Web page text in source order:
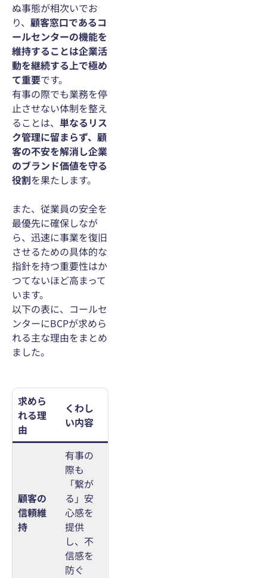
ぬ事態が相次いでお
り、 顧客窓口であるコ
ールセンターの機能を
維持することは企業活
動を継続する上で極め
て重要です。
有事の際でも業務を停
止させない体制を整え
ることは、 単なるリス
ク管理に留まらず、顧
客の不安を解消し企業
のブランド価値を守る
役割を果たします。
また、従業員の安全を
最優先に確保しなが
ら、迅速に事業を復旧
させるための具体的な
指針を持つ重要性はか
つてないほど高まって
います。
以下の表に、コールセ
ンターにBCPが求めら
れる主な理由をまとめ
ました。
求めら
れる理
由
くわし
い内容
顧客の
信頼維
持
有事の
際も
「繋が
る」安
心感を
提供
し、不
信感を
防ぐ